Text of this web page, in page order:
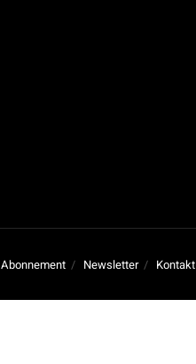
Abonnement Newsletter Kontakt